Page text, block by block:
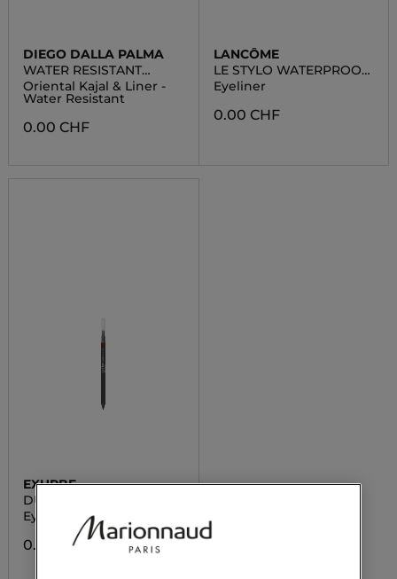
DIEGO DALLA PALMA
WATER RESISTANT
ORIENTAL KAJAL & LINER
Oriental Kajal & Liner -
Water Resistant
0.00 CHF
LANCÔME
LE STYLO WATERPROOF
11 RADIAN WHITE
Eyeliner
0.00 CHF
EXURBE
DUODEFINE
Eyeliner
0.00 CHF